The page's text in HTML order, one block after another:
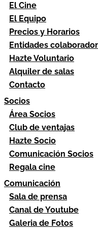
El Cine
El Equipo
Precios y Horarios
Entidades
Hazte Voluntario
Alquiler de salas
Contacto
Socios
Área Socios
Club de ventajas
Hazte Socio
Comunicación Socios
Regala cine
Comunicación
Sala de prensa
Canal de Youtube
Galeria de Fotos